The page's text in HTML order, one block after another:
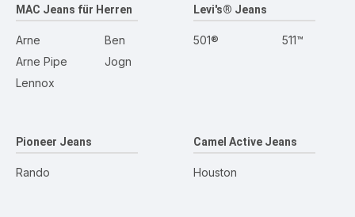
MAC Jeans für Herren
Arne
Arne Pipe
Lennox
Ben
Jogn
Levi's® Jeans
501® 511™
Pioneer Jeans
Rando
Camel Active Jeans
Houston